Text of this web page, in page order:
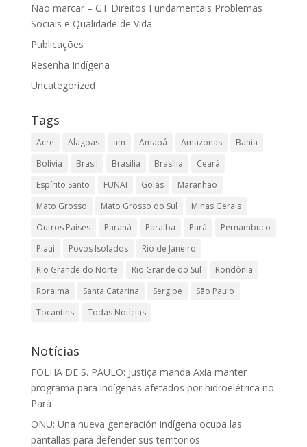
Não marcar – GT Direitos Fundamentais Problemas
Sociais e Qualidade de Vida
Publicações
Resenha Indígena
Uncategorized
Tags
Acre Alagoas am Amapá Amazonas
Bahia
Bolívia
Brasil Brasilia Brasília
Ceará
Espírito Santo
FUNAI Goiás
Maranhão
Mato Grosso
Mato Grosso do Sul
Minas Gerais
Outros Países
Paraná Paraíba Pará
Pernambuco
Piauí
Povos Isolados
Rio de Janeiro
Rio Grande do Norte
Rio Grande do Sul
Rondônia
Roraima
Santa Catarina Sergipe
São Paulo
Tocantins
Todas Notícias
Notícias
FOLHA DE S. PAULO: Justiça manda Axia manter
programa para indígenas afetados por hidroelétrica no
Pará
ONU: Una nueva generación indígena ocupa las
pantallas para defender sus territorios